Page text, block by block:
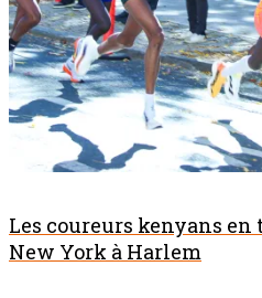
Les coureurs kenyans en
New York à Harlem